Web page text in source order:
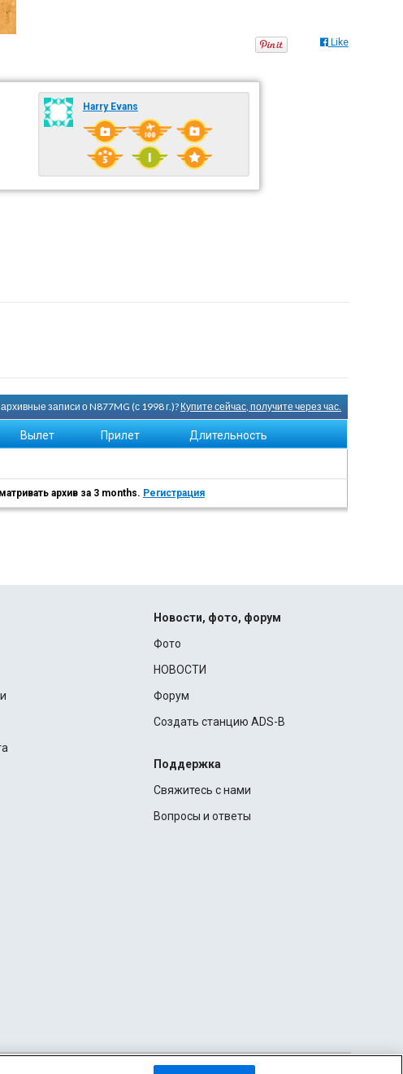
Like
Harry Evans
записи о N877MG (с 1998 г.)?Купите сейчас, получите через час.
Вылет Прилет Длительность
архив за 3 months. Регистрация
Новости, фото, форум
Фото
НОВОСТИ
Форум
Создать станцию ADS-B
Поддержка
Свяжитесь с нами
Вопросы и ответы